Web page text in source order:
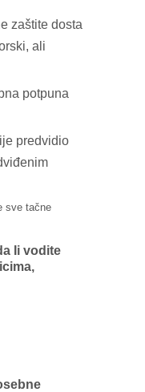
zaštite dosta
ali
potpuna
predvidio
sve tačne
Ii vodite